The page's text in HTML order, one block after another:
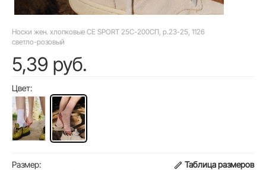
Носки жен. хлопковые CE SPORT 25С-200СП, р.23-25, 1126
светло-розовый
5,39 руб.
Цвет:
Размер: Таблица размеров